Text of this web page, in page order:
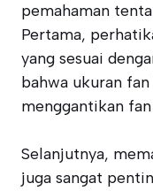
pemahaman
Pertama,
yang sesuai
bahwa ukuran
menggantikan
Selanjutnya,
juga sangat